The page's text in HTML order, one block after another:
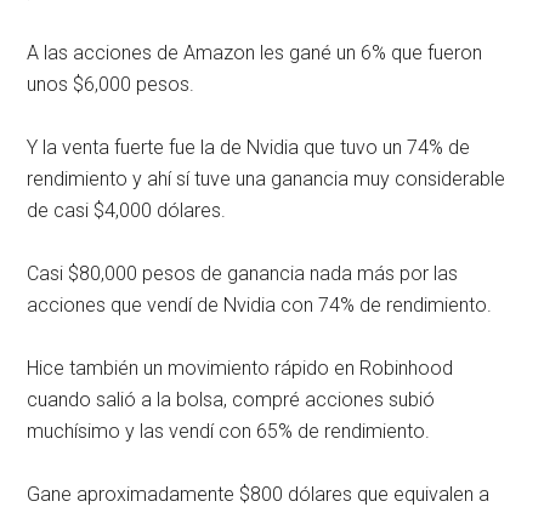
A las acciones de Amazon les gané un 6% que fueron
unos $6,000 pesos.
Y la venta fuerte fue la de Nvidia que tuvo un 74% de
rendimiento y ahí sí tuve una ganancia muy considerable
de casi $4,000 dólares.
Casi $80,000 pesos de ganancia nada más por las
acciones que vendí de Nvidia con 74% de rendimiento.
Hice también un movimiento rápido en Robinhood
cuando salió a la bolsa, compré acciones subió
muchísimo y las vendí con 65% de rendimiento.
Gane aproximadamente $800 dólares que equivalen a